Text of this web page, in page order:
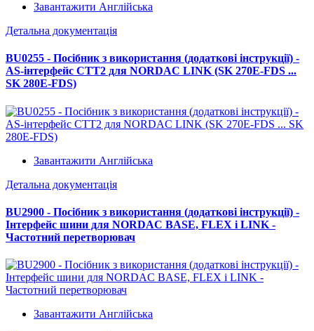
Завантажити Англійська
Детальна документація
BU0255 - Посібник з використання (додаткові інструкції) -
AS-інтерфейс CTT2 для NORDAC LINK (SK 270E-FDS ...
SK 280E-FDS)
Завантажити Англійська
Детальна документація
BU2900 - Посібник з використання (додаткові інструкції) -
Інтерфейс шини для NORDAC BASE, FLEX і LINK -
Частотний перетворювач
Завантажити Англійська